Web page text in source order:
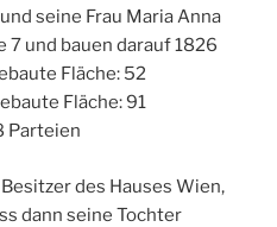
seine Frau Maria Anna
7 und bauen darauf 1826
Fläche: 52
Fläche: 91
Parteien
des Hauses Wien,
dann seine Tochter